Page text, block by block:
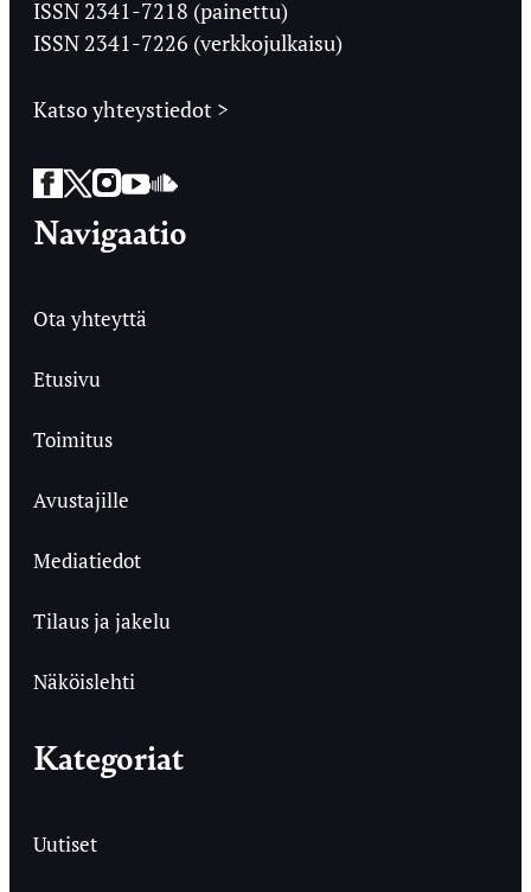
ISSN 2341-7218 (painettu)
ISSN 2341-7226 (verkkojulkaisu)
Katso yhteystiedot >
Facebook
Twitter
Instagram
YouTube
SoundCloud
Navigaatio
Ota yhteyttä
Etusivu
Toimitus
Avustajille
Mediatiedot
Tilaus ja jakelu
Näköislehti
Kategoriat
Uutiset